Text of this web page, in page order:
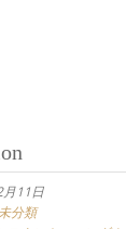
11日
未分類